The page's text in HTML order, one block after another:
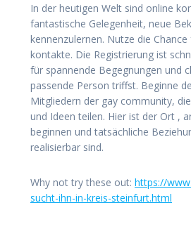
In der heutigen Welt sind online
fantastische Gelegenheit, neue
kennenzulernen. Nutze die
kontakte. Die Registrierung ist
für spannende Begegnungen und
passende Person triffst. Beginne
Mitgliedern der gay community,
und Ideen teilen. Hier ist der Ort ,
beginnen und tatsächliche
realisierbar sind.
Why not try these out: https://
sucht-ihn-in-kreis-steinfurt.html